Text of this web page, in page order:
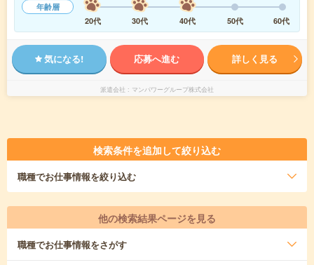
年齢層
20代
30代 40代 50代 60代
気になる! 応募へ進む 詳しく見る
派遣会社 マンパワーグループ株式会社
検索条件を追加して絞り込む
職種でお仕事情報を絞り込む
他の検索結果ページを見る
職種でお仕事情報をさがす